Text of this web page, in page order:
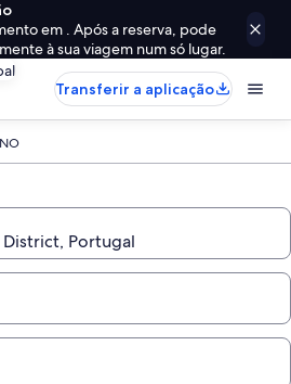
em . Após a reserva, pode
à sua viagem num só lugar.
Transferir a aplicação